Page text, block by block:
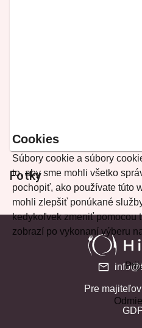
Fotky
Cookies
Súbory cookie a súbory
to, aby sme mohli všetko
pochopiť, ako používate túto
mohli zlepšiť ponúkané
kedykoľvek zmeniť pomocou
zobrazí po vykonaní výberu
Pre